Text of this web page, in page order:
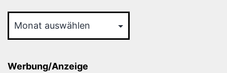
Werbung/Anzeige